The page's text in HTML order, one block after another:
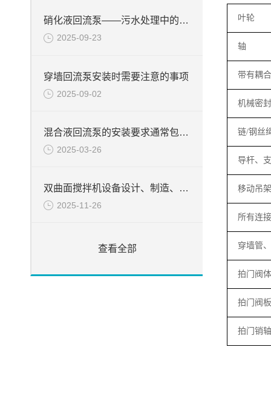
硝化液回流泵——污水处理中的关键角色
2025-09-23
穿墙回流泵安装时需要注意的事项
2025-09-02
混合液回流泵的安装要求通常包括以下几个方面
2025-03-26
双曲面搅拌机设备设计、制造、检验所遵循的目录
2025-11-26
查看全部
叶轮
轴
带有耦
机械密封
链/钢丝
导杆、
移动吊
所有连
穿墙管
拍门阀体
拍门阀板
拍门销轴